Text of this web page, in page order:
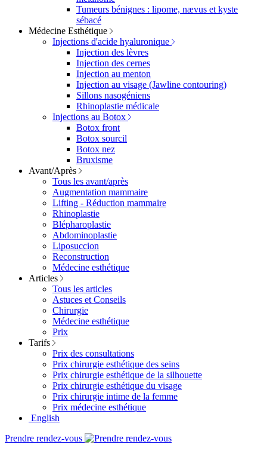
Tumeurs bénignes : lipome, nævus et kyste
sébacé
Médecine Esthétique
Injections d'acide hyaluronique
Injection des lèvres
Injection des cernes
Injection au menton
Injection au visage (Jawline contouring)
Sillons nasogéniens
Rhinoplastie médicale
Injections au Botox
Botox front
Botox sourcil
Botox nez
Bruxisme
Avant/Après
Tous les avant/après
Augmentation mammaire
Lifting - Réduction mammaire
Rhinoplastie
Blépharoplastie
Abdominoplastie
Liposuccion
Reconstruction
Médecine esthétique
Articles
Tous les articles
Astuces et Conseils
Chirurgie
Médecine esthétique
Prix
Tarifs
Prix des consultations
Prix chirurgie esthétique des seins
Prix chirurgie esthétique de la silhouette
Prix chirurgie esthétique du visage
Prix chirurgie intime de la femme
Prix médecine esthétique
English
Prendre rendez-vous